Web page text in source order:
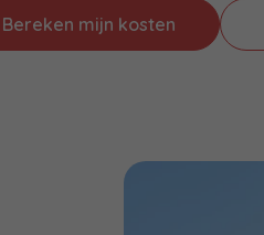
Bereken mijn kosten